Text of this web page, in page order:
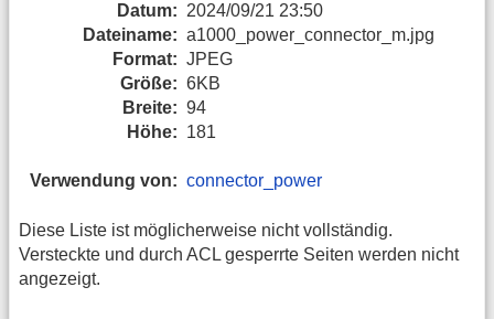
Datum: 2024/09/21 23:50
Dateiname: a1000_power_connector_m.jpg
Format: JPEG
Größe: 6KB
Breite: 94
Höhe: 181
Verwendung von: connector_power
Diese Liste ist möglicherweise nicht vollständig.
Versteckte und durch ACL gesperrte Seiten werden nicht
angezeigt.